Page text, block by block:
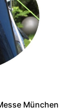
München